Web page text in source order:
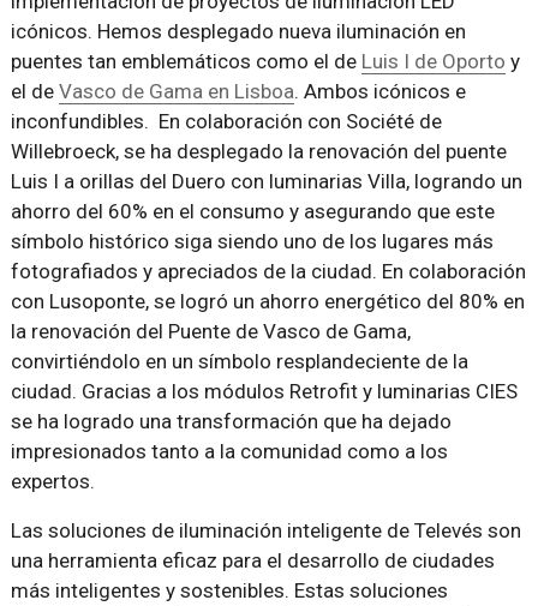
icónicos. Hemos desplegado nueva iluminación en
puentes tan emblemáticos como el de Luis I de Oporto y
el de Vasco de Gama en Lisboa. Ambos icónicos e
inconfundibles. En colaboración con Société de
Willebroeck, se ha desplegado la renovación del puente
Luis I a orillas del Duero con luminarias Villa, logrando un
ahorro del 60% en el consumo y asegurando que este
símbolo histórico siga siendo uno de los lugares más
fotografiados y apreciados de la ciudad. En colaboración
con Lusoponte, se logró un ahorro energético del 80% en
la renovación del Puente de Vasco de Gama,
convirtiéndolo en un símbolo resplandeciente de la
ciudad. Gracias a los módulos Retrofit y luminarias CIES
se ha logrado una transformación que ha dejado
impresionados tanto a la comunidad como a los
expertos.
Las soluciones de iluminación inteligente de Televés son
una herramienta eficaz para el desarrollo de ciudades
más inteligentes y sostenibles. Estas soluciones